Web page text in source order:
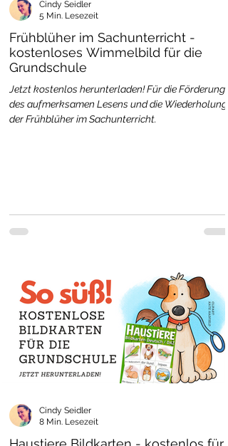
Frühblüher im Sachunterricht -
kostenloses Wimmelbild für die
Grundschule
Jetzt kostenlos herunterladen! Für die Förderung
des aufmerksamen Lesens und die Wiederholung
der Frühblüher im Sachunterricht.
Cindy Seidler
5 Min. Lesezeit
Cindy Seidler
8 Min. Lesezeit